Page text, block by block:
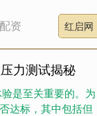
资 红启网
力测试揭秘
是至关重要的。为
达标，其中包括但